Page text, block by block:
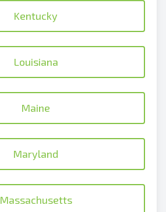
Kentucky
Louisiana
Maine
Maryland
Massachusetts